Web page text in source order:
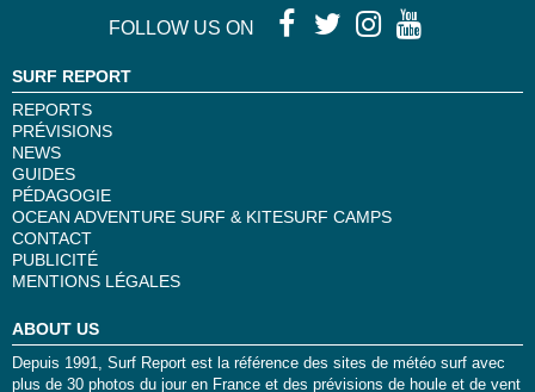
FOLLOW US ON
SURF REPORT
REPORTS
PRÉVISIONS
NEWS
GUIDES
PÉDAGOGIE
OCEAN ADVENTURE SURF & KITESURF CAMPS
CONTACT
PUBLICITÉ
MENTIONS LÉGALES
ABOUT US
Depuis 1991, Surf Report est la référence des sites de météo surf avec
plus de 30 photos du jour en France et des prévisions de houle et de vent